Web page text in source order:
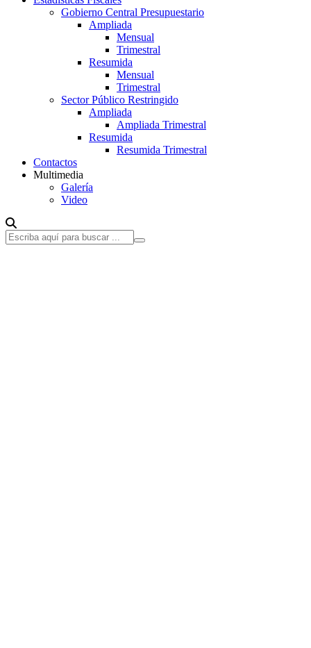
Gobierno Central Presupuestario
Ampliada
Mensual
Trimestral
Resumida
Mensual
Trimestral
Sector Público Restringido
Ampliada
Ampliada Trimestral
Resumida
Resumida Trimestral
Contactos
Multimedia
Galería
Video